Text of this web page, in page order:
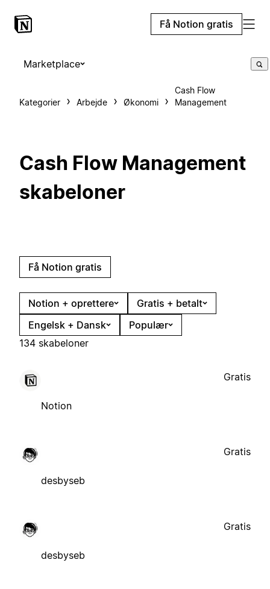
Få Notion gratis
Marketplace
Kategorier Arbejde Økonomi
Cash Flow
Management
Cash Flow Management
skabeloner
Få Notion gratis
Notion + oprettere
Gratis + betalt
Engelsk + Dansk
Populær
134 skabeloner
Notion
Gratis
desbyseb
Gratis
desbyseb
Gratis